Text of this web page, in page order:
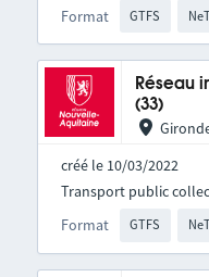
Format GTFS
Réseau
(33)
créé le 10/03/2022
Format GTFS
Transport public